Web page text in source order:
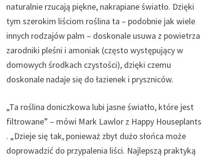
naturalnie rzucają piękne, nakrapiane światło. Dzięki
tym szerokim liściom roślina ta – podobnie jak wiele
innych rodzajów palm – doskonale usuwa z powietrza
zarodniki pleśni i amoniak (często występujący w
domowych środkach czystości), dzięki czemu
doskonale nadaje się do łazienek i pryszniców.
„Ta roślina doniczkowa lubi jasne światło, które jest
filtrowane” – mówi Mark Lawlor z Happy Houseplants
(
o
. „Dzieje się tak, ponieważ zbyt dużo słońca może
doprowadzić do przypalenia liści. Najlepszą praktyką